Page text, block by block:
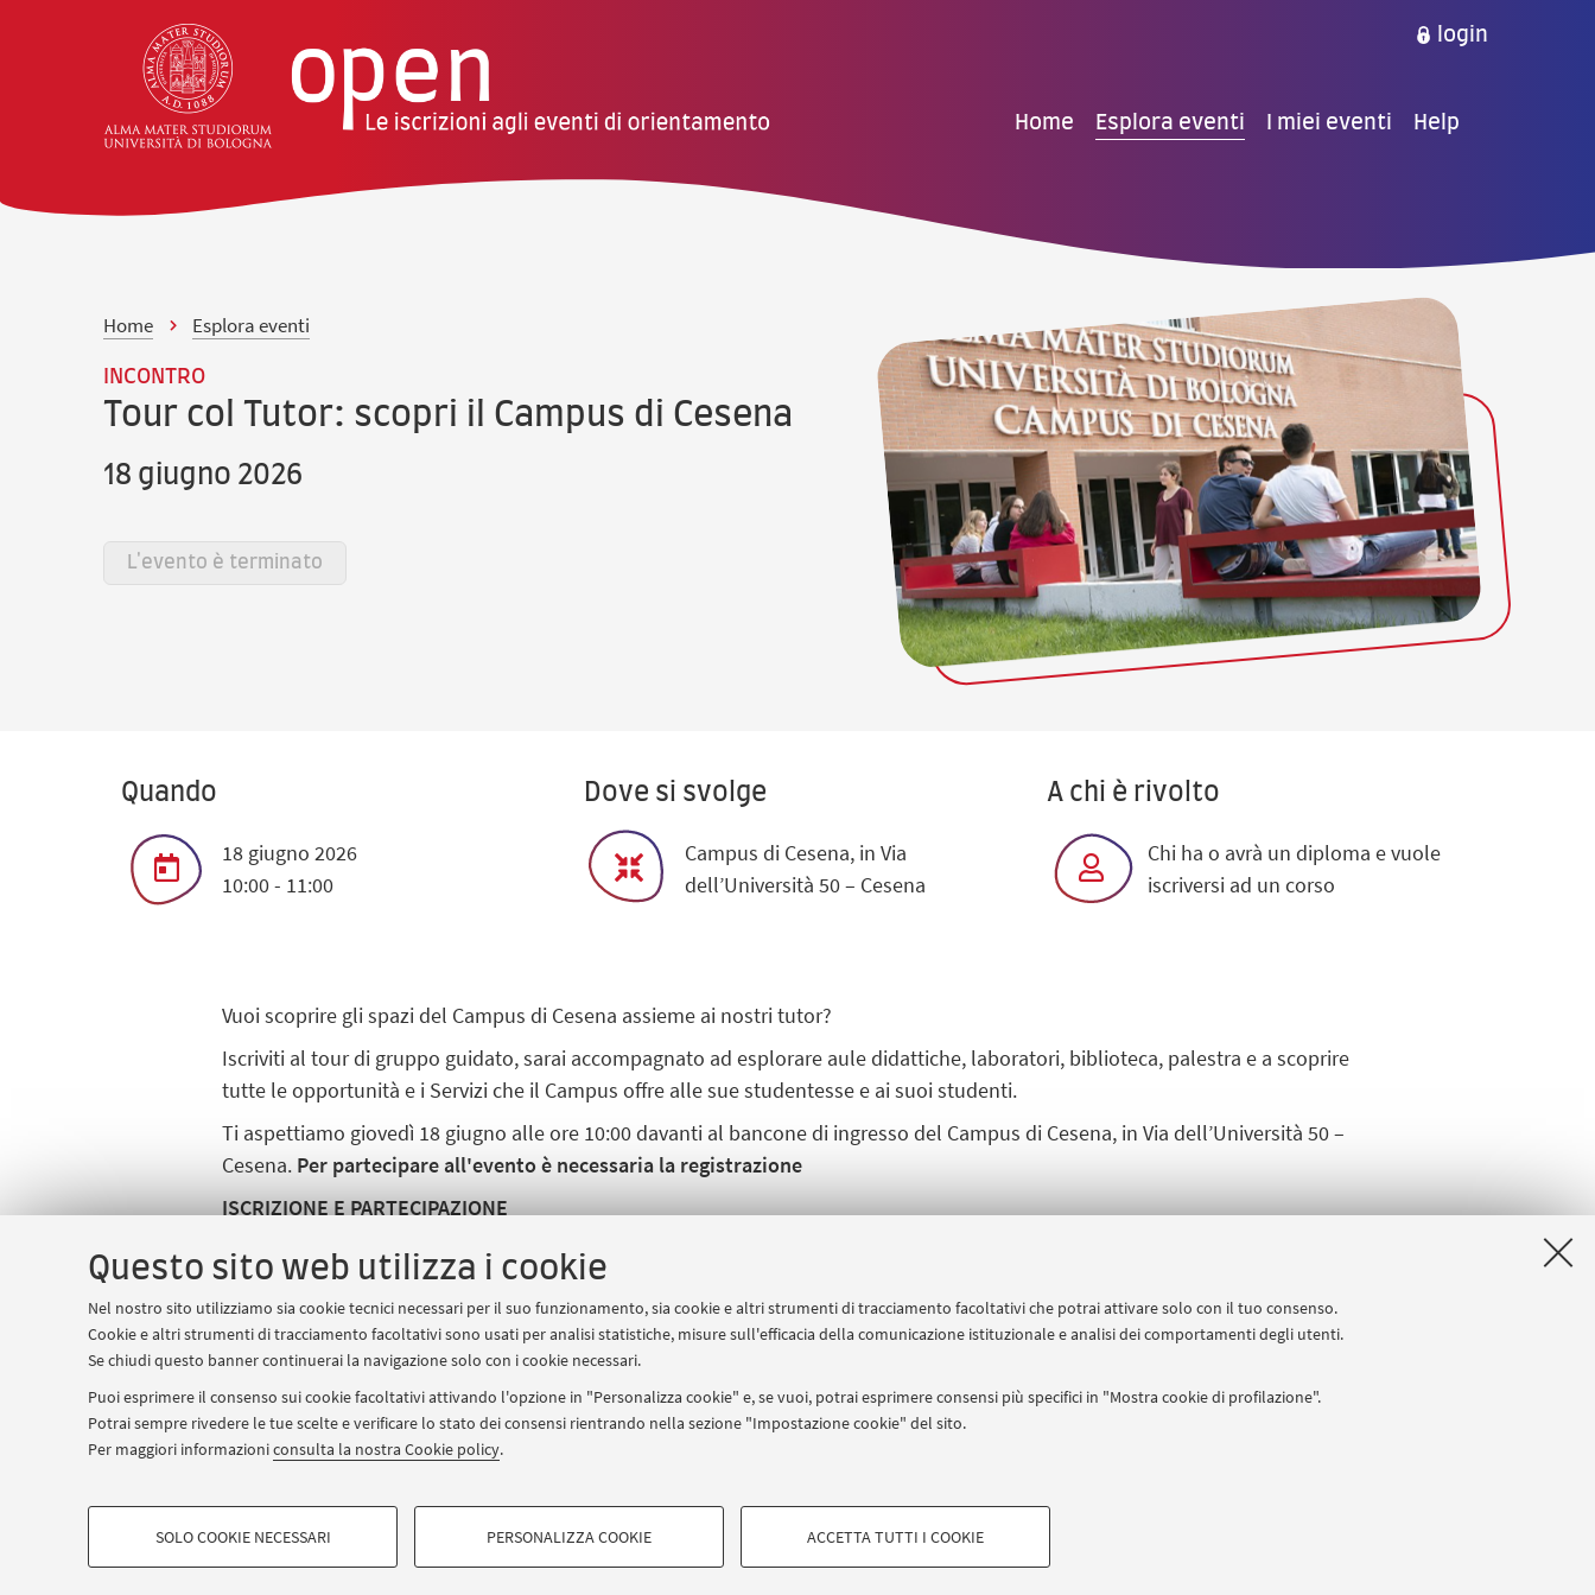
Questo sito web utilizza i cookie
Nel nostro sito utilizziamo sia cookie tecnici necessari per il suo funzionamento, sia cookie e altri strumenti di tracciamento facoltativi che potrai attivare solo con il tuo consenso.
Cookie e altri strumenti di tracciamento facoltativi sono usati per analisi statistiche, misure sull'efficacia della comunicazione istituzionale e analisi dei comportamenti degli utenti.
Se chiudi questo banner continuerai la navigazione solo con i cookie necessari.
Puoi esprimere il consenso sui cookie facoltativi attivando l'opzione in "Personalizza cookie" e, se vuoi, potrai esprimere consensi più specifici in "Mostra cookie di profilazione".
Potrai sempre rivedere le tue scelte e verificare lo stato dei consensi rientrando nella sezione "Impostazione cookie" del sito.
Per maggiori informazioniconsulta la nostra Cookie policy.
COOKIE DI PROFILAZIONE - FACOLTATIVI COOKIE TECNICI - NECESSARI
SOLO COOKIE NECESSARI PERSONALIZZA COOKIE ACCETTA TUTTI I COOKIE
login
Home Esplora eventi I miei eventi Help
Home Esplora eventi
INCONTRO
Tour col Tutor: scopri il Campus di Cesena
18 giugno 2026
L'evento è terminato
Quando
18 giugno 2026
10:00 - 11:00
Dove si svolge
Campus di Cesena, in Via
dell’Università 50 – Cesena
A chi è rivolto
Chi ha o avrà un diploma e vuole
iscriversi ad un corso
Vuoi scoprire gli spazi del Campus di Cesena assieme ai nostri tutor?
Iscriviti al tour di gruppo guidato, sarai accompagnato ad esplorare aule didattiche, laboratori, biblioteca, palestra e a scoprire
tutte le opportunità e i Servizi che il Campus offre alle sue studentesse e ai suoi studenti.
Ti aspettiamo giovedì 18 giugno alle ore 10:00 davanti al bancone di ingresso del Campus di Cesena, in Via dell’Università 50 –
Cesena. Per partecipare all'evento è necessaria la registrazione
ISCRIZIONE E PARTECIPAZIONE
Iscriviti dal bottone in alto. Il giorno dell'evento, recati nel luogo indicato 15 minuti prima dell'orario di inizio.
Campus di Cesena
campuscesena.orientamentourp@unibo.it
© 2026 - ALMA MATER STUDIORUM - Università di Bologna - Via Zamboni, 33 - 40126 Bologna - Partita IVA: 01131710376
Privacy|Note legali|Impostazioni Cookie